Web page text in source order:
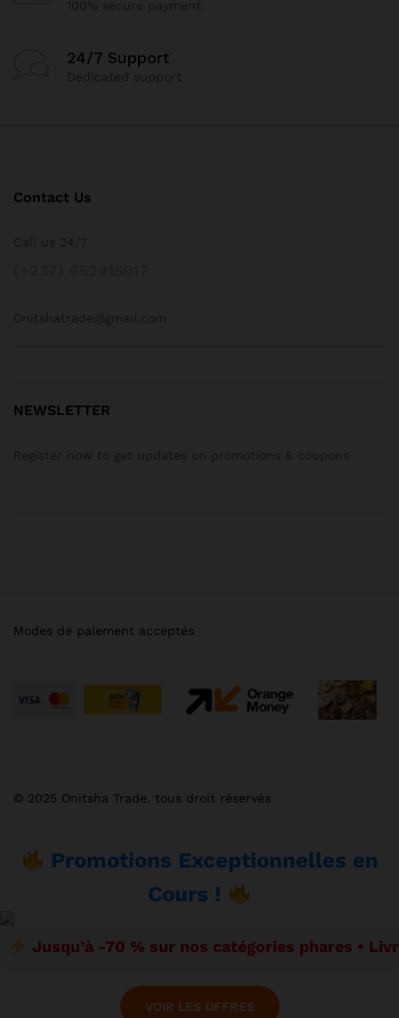
24/7 Support
Contact Us
NEWSLETTER
© 2025 Onitsha Trade. tous droit réservés
Modes de paiement acceptés
Promotions Exceptionnelles en
Cours !
Jusqu’à -70 % sur nos catégories phares •
VOIR LES OFFRES